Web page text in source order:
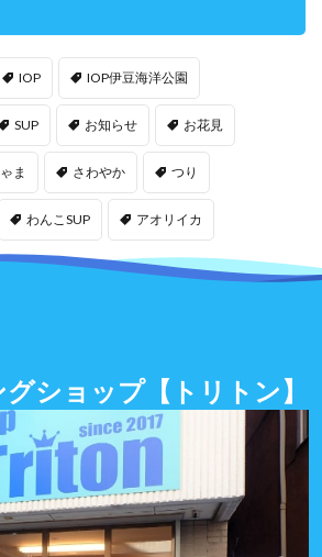
IOP IOP伊豆海洋公園
SUP お知らせ お花見
ま さわやか つり
わんこSUP アオリイカ
ショップ【トリトン】